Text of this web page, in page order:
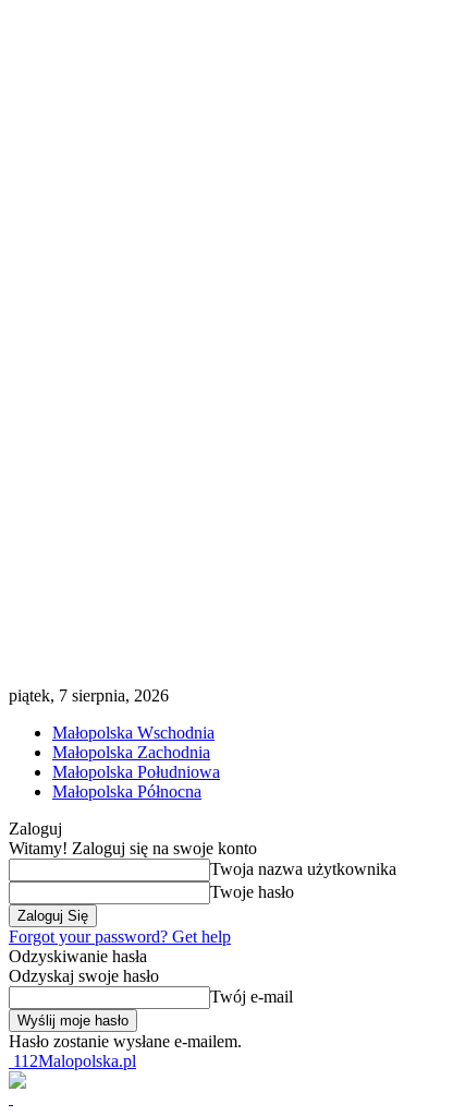
piątek, 7 sierpnia, 2026
Małopolska Wschodnia
Małopolska Zachodnia
Małopolska Południowa
Małopolska Północna
Zaloguj
Witamy! Zaloguj się na swoje konto
Twoja nazwa użytkownika
Twoje hasło
Forgot your password? Get help
Odzyskiwanie hasła
Odzyskaj swoje hasło
Twój e-mail
Hasło zostanie wysłane e-mailem.
112Malopolska.pl